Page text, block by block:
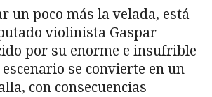
un poco más la velada, está
violinista Gaspar
por su enorme e insufrible
se convierte en un
con consecuencias